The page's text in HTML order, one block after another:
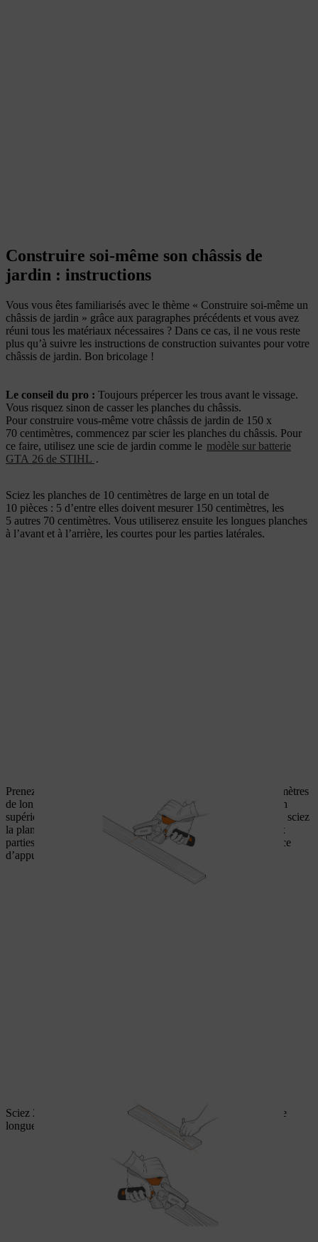
Construire soi-même son châssis de
jardin : instructions
Vous vous êtes familiarisés avec le thème « Construire soi-même un
châssis de jardin » grâce aux paragraphes précédents et vous avez
réuni tous les matériaux nécessaires ? Dans ce cas, il ne vous reste
plus qu’à suivre les instructions de construction suivantes pour votre
châssis de jardin. Bon bricolage !
Le conseil du pro : Toujours prépercer les trous avant le vissage.
Vous risquez sinon de casser les planches du châssis.
Pour construire vous-même votre châssis de jardin de 150 x
70 centimètres, commencez par scier les planches du châssis. Pour
ce faire, utilisez une scie de jardin comme le modèle sur batterie
GTA 26 de STIHL .
Sciez les planches de 10 centimètres de large en un total de
10 pièces : 5 d’entre elles doivent mesurer 150 centimètres, les
5 autres 70 centimètres. Vous utiliserez ensuite les longues planches
à l’avant et à l’arrière, les courtes pour les parties latérales.
Prenez maintenant une des planches les plus courtes (70 centimètres
de long) et tracez une ligne dans le sens de la longueur, du coin
supérieur droit de la planche au coin inférieur gauche. Ensuite, sciez
la planche en suivant la ligne. Vous disposez à présent de deux
parties latérales triangulaires qui définissent l’angle de la surface
d’appui de la fenêtre.
Sciez 2 bois d’équarrissage à une longueur de 25 cm et 2 à une
longueur de 35 cm.